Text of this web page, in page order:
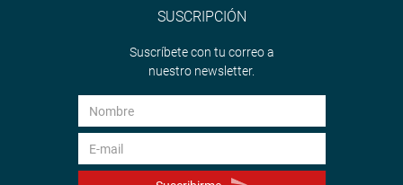
SUSCRIPCIÓN
Suscríbete con tu correo a
nuestro newsletter.